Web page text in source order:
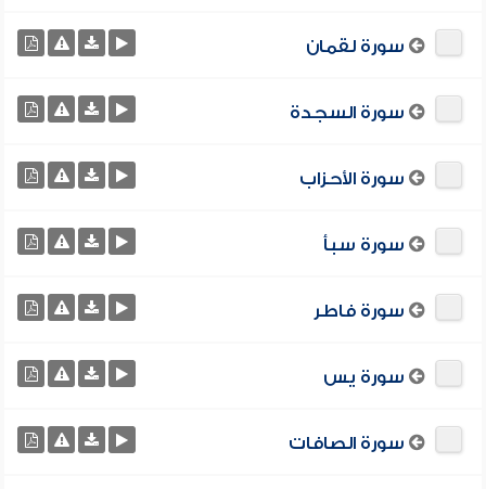
سورة لقمان
سورة السجدة
سورة الأحزاب
سورة سبأ
سورة فاطر
سورة يس
سورة الصافات